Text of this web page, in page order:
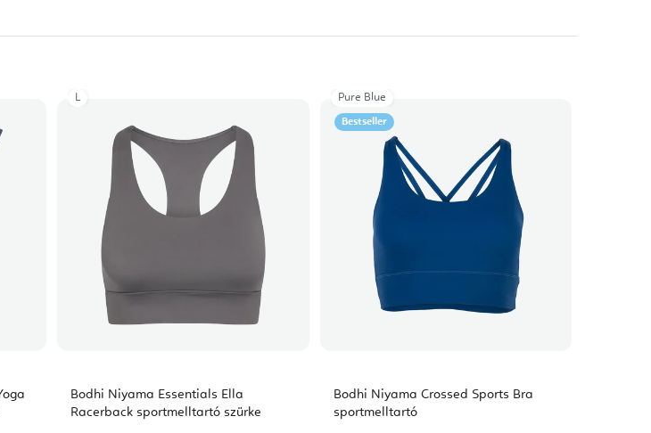
Bodhi Niyama Essentials Ella
Racerback sportmelltartó szürke
L
Bestseller
Bodhi Niyama Crossed Sports Bra
sportmelltartó
Pure Blue